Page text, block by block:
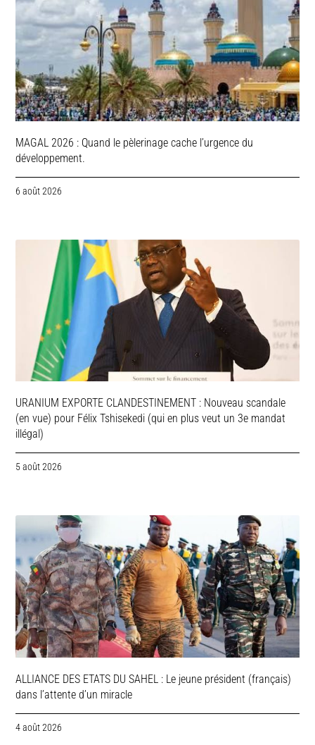
MAGAL 2026 : Quand le pèlerinage cache l’urgence du
développement.
6 août 2026
URANIUM EXPORTE CLANDESTINEMENT : Nouveau scandale
(en vue) pour Félix Tshisekedi (qui en plus veut un 3e mandat
illégal)
5 août 2026
ALLIANCE DES ETATS DU SAHEL : Le jeune président (français)
dans l’attente d’un miracle
4 août 2026